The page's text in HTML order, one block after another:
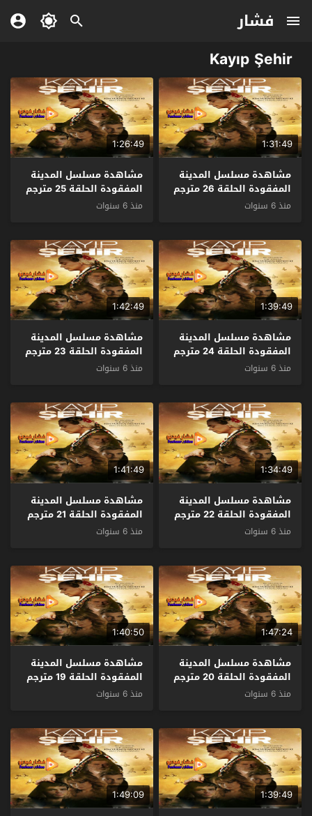
فشار
Kayıp Şehir
1:31:49
مشاهدة مسلسل المدينة
المفقودة الحلقة 26 مترجم
– الاخيرة
منذ 6 سنوات
1:26:49
مشاهدة مسلسل المدينة
المفقودة الحلقة 25 مترجم
منذ 6 سنوات
1:39:49
مشاهدة مسلسل المدينة
المفقودة الحلقة 24 مترجم
منذ 6 سنوات
1:42:49
مشاهدة مسلسل المدينة
المفقودة الحلقة 23 مترجم
منذ 6 سنوات
1:34:49
مشاهدة مسلسل المدينة
المفقودة الحلقة 22 مترجم
منذ 6 سنوات
1:41:49
مشاهدة مسلسل المدينة
المفقودة الحلقة 21 مترجم
منذ 6 سنوات
1:47:24
مشاهدة مسلسل المدينة
المفقودة الحلقة 20 مترجم
منذ 6 سنوات
1:40:50
مشاهدة مسلسل المدينة
المفقودة الحلقة 19 مترجم
منذ 6 سنوات
1:39:49
1:49:09